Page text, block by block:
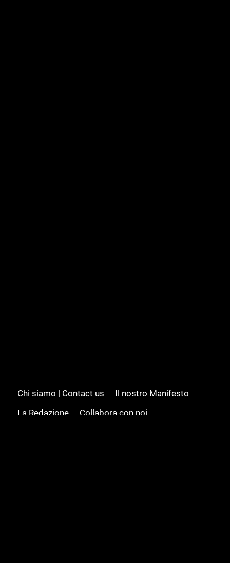
Chi siamo | Contact us
Il nostro Manifesto
La Redazione
Collabora con noi